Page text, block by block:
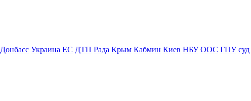
Донбасс Украина ЕС ДТП Рада Крым Кабмин Киев НБУ ООС ГПУ суд